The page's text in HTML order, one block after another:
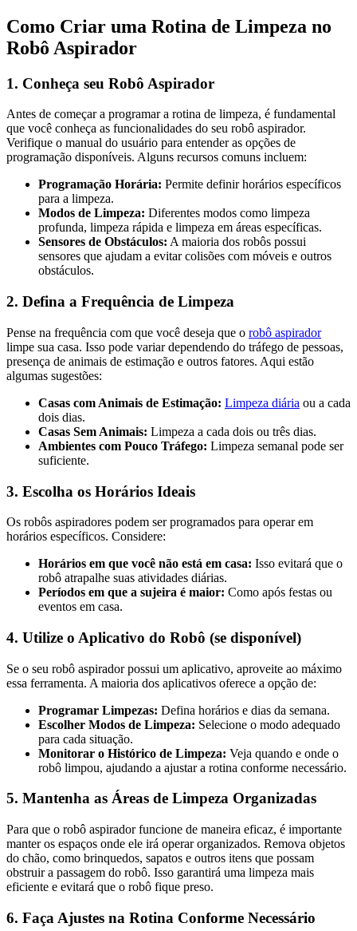
Como Criar uma Rotina de Limpeza no
Robô Aspirador
1. Conheça seu Robô Aspirador
Antes de começar a programar a rotina de limpeza, é fundamental
que você conheça as funcionalidades do seu robô aspirador.
Verifique o manual do usuário para entender as opções de
programação disponíveis. Alguns recursos comuns incluem:
Programação Horária: Permite definir horários específicos
para a limpeza.
Modos de Limpeza: Diferentes modos como limpeza
profunda, limpeza rápida e limpeza em áreas específicas.
Sensores de Obstáculos: A maioria dos robôs possui
sensores que ajudam a evitar colisões com móveis e outros
obstáculos.
2. Defina a Frequência de Limpeza
Pense na frequência com que você deseja que o robô aspirador
limpe sua casa. Isso pode variar dependendo do tráfego de pessoas,
presença de animais de estimação e outros fatores. Aqui estão
algumas sugestões:
Casas com Animais de Estimação: Limpeza diária ou a cada
dois dias.
Casas Sem Animais: Limpeza a cada dois ou três dias.
Ambientes com Pouco Tráfego: Limpeza semanal pode ser
suficiente.
3. Escolha os Horários Ideais
Os robôs aspiradores podem ser programados para operar em
horários específicos. Considere:
Horários em que você não está em casa: Isso evitará que o
robô atrapalhe suas atividades diárias.
Períodos em que a sujeira é maior: Como após festas ou
eventos em casa.
4. Utilize o Aplicativo do Robô (se disponível)
Se o seu robô aspirador possui um aplicativo, aproveite ao máximo
essa ferramenta. A maioria dos aplicativos oferece a opção de:
Programar Limpezas: Defina horários e dias da semana.
Escolher Modos de Limpeza: Selecione o modo adequado
para cada situação.
Monitorar o Histórico de Limpeza: Veja quando e onde o
robô limpou, ajudando a ajustar a rotina conforme necessário.
5. Mantenha as Áreas de Limpeza Organizadas
Para que o robô aspirador funcione de maneira eficaz, é importante
manter os espaços onde ele irá operar organizados. Remova objetos
do chão, como brinquedos, sapatos e outros itens que possam
obstruir a passagem do robô. Isso garantirá uma limpeza mais
eficiente e evitará que o robô fique preso.
6. Faça Ajustes na Rotina Conforme Necessário